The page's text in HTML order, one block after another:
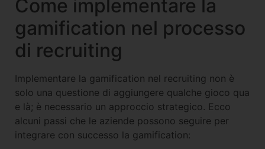
Come implementare la
gamification nel processo
di recruiting
Implementare la gamification nel recruiting non è
solo una questione di aggiungere qualche gioco qua
e là; è necessario un approccio strategico. Ecco
alcuni passi che le aziende possono seguire per
integrare con successo la gamification: